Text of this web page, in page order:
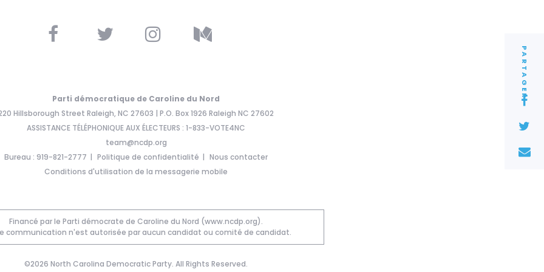
PARTAGER
Parti démocratique de Caroline du Nord
Hillsborough Street Raleigh, NC 27603 | P.O. Box 1926 Raleigh NC 27602
ASSISTANCE TÉLÉPHONIQUE AUX ÉLECTEURS : 1-833-VOTE4NC
team@ncdp.org
Bureau : 919-821-2777
Politique de confidentialité
Nous contacter
Conditions d'utilisation de la messagerie mobile
Financé par le Parti démocrate de Caroline du Nord (www.ncdp.org).
communication n'est autorisée par aucun candidat ou comité de candidat.
©2026 North Carolina Democratic Party. All Rights Reserved.